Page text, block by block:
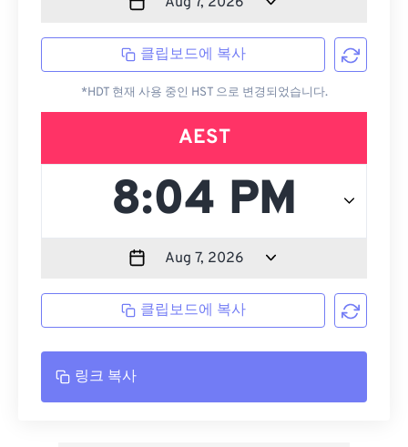
클립보드에 복사
*HDT 현재 사용 중인 HST 으로 변경되었습니다.
AEST
클립보드에 복사
링크 복사